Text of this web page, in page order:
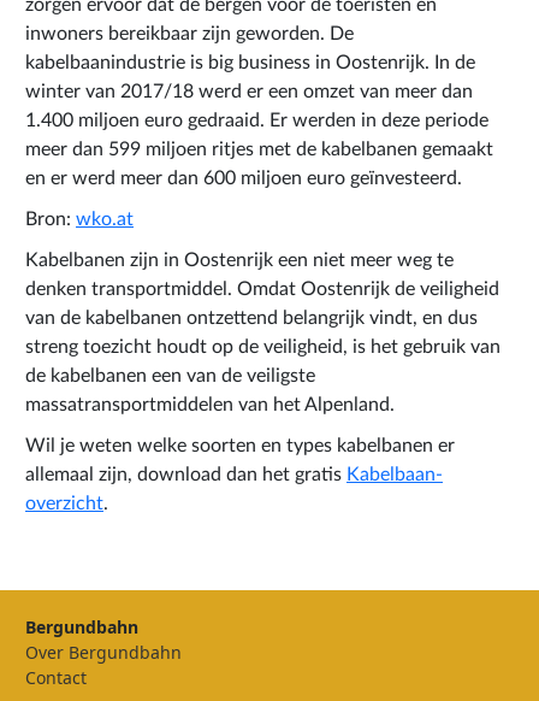
zorgen ervoor dat de bergen voor de toeristen en
inwoners bereikbaar zijn geworden. De
kabelbaanindustrie is big business in Oostenrijk. In de
winter van 2017/18 werd er een omzet van meer dan
1.400 miljoen euro gedraaid. Er werden in deze periode
meer dan 599 miljoen ritjes met de kabelbanen gemaakt
en er werd meer dan 600 miljoen euro geïnvesteerd.
Bron: wko.at
Kabelbanen zijn in Oostenrijk een niet meer weg te
denken transportmiddel. Omdat Oostenrijk de veiligheid
van de kabelbanen ontzettend belangrijk vindt, en dus
streng toezicht houdt op de veiligheid, is het gebruik van
de kabelbanen een van de veiligste
massatransportmiddelen van het Alpenland.
Wil je weten welke soorten en types kabelbanen er
allemaal zijn, download dan het gratis Kabelbaan-
overzicht.
Bergundbahn
Over Bergundbahn
Contact